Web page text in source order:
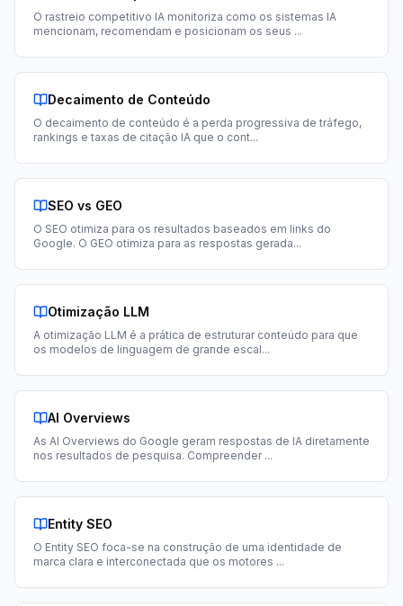
O rastreio competitivo IA monitoriza como os sistemas IA
mencionam, recomendam e posicionam os seus ...
Decaimento de Conteúdo
O decaimento de conteúdo é a perda progressiva de tráfego,
rankings e taxas de citação IA que o cont...
SEO vs GEO
O SEO otimiza para os resultados baseados em links do
Google. O GEO otimiza para as respostas gerada...
Otimização LLM
A otimização LLM é a prática de estruturar conteúdo para que
os modelos de linguagem de grande escal...
AI Overviews
As AI Overviews do Google geram respostas de IA diretamente
nos resultados de pesquisa. Compreender ...
Entity SEO
O Entity SEO foca-se na construção de uma identidade de
marca clara e interconectada que os motores ...